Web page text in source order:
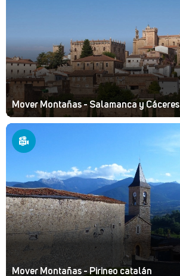
Mover Montañas - Salamanca y Cáceres
Mover Montañas - Pirineo catalán